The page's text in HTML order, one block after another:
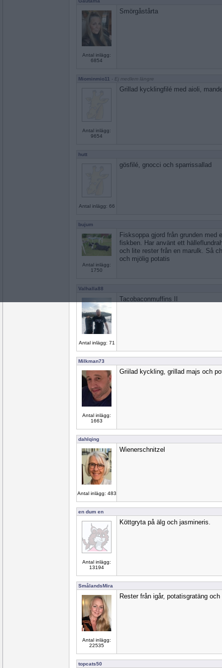
Antal inlägg:
6854
Smörgåstårta
Miominmio11 - Ej medlem längre
Antal inlägg:
9654
Grillad kycklingfilé med aioli,
hutt
Antal inlägg: 66
gösfilé, gnocci och sparrissallad
bujum
Antal inlägg:
1750
Fisksoppa gjord från grunden med
fiskben. Har använt ett
och lite rester från en marulk. Så
och mjölig potatis
Valhalla88
Antal inlägg: 71
Tacobaconmuffins II
Milkman73
Antal inlägg:
1663
Griilad kyckling, grillad majs och
dahlqing
Antal inlägg: 483
Wienerschnitzel
en dum en
Antal inlägg:
13194
Köttgryta på älg och jasmineris.
SmålandsMira
Antal inlägg:
22535
Rester från igår, potatisgratäng
topcats50